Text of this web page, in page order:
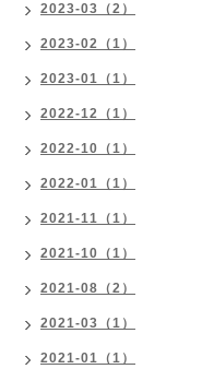
2023-03（2）
2023-02（1）
2023-01（1）
2022-12（1）
2022-10（1）
2022-01（1）
2021-11（1）
2021-10（1）
2021-08（2）
2021-03（1）
2021-01（1）